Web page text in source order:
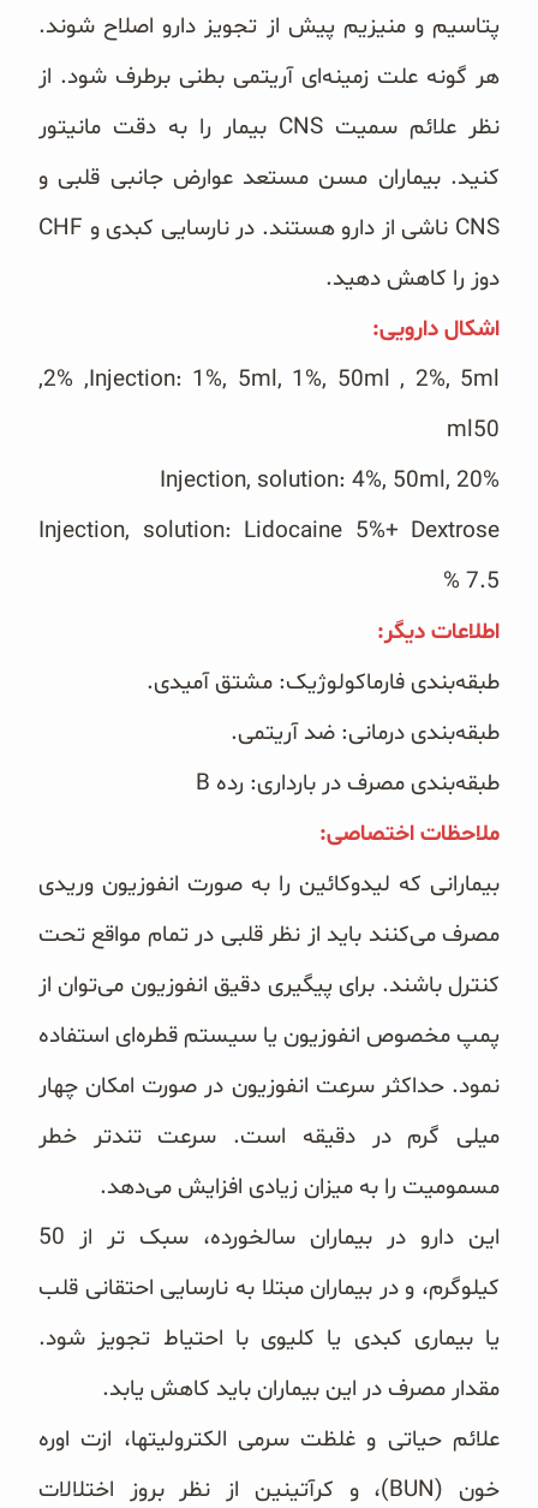
پتاسیم و منیزیم پیش از تجویز دارو اصلاح شوند.
هر گونه علت زمینه‌ای آریتمی بطنی برطرف شود. ‏از
نظر علائم سمیت ‏CNS‏ بیمار را به دقت مانیتور
کنید. بیماران مسن مستعد عوارض جانبی قلبی و
دوز را کاهش دهید. ‏
اشکال دارویی: ‏
Injection: 1%, 5ml, 1%, 50ml , 2%, 5ml‏, 2%,
50‏ml‏
Injection, solution: 4%, 50ml, 20%‎‏
Injection, solution: Lidocaine 5%+ Dextrose
7.5‎‏ % ‏
اطلاعات دیگر: ‏
طبقه‌بندی فارماکولوژیک: مشتق آمیدی.
طبقه‌بندی درمانی: ضد آریتمی.
طبقه‌بندی مصرف در بارداری: رده ‏B‏
ملاحظات اختصاصی:‏
بیمارانی که لیدوکائین را به صورت انفوزیون وریدی
مصرف می‌کنند باید از نظر قلبی در تمام مواقع تحت
کنترل باشند. ‏برای پیگیری دقیق انفوزیون می‌توان از
پمپ مخصوص انفوزیون یا سیستم قطره‌ای استفاده
نمود. حداکثر سرعت انفوزیون ‏در صورت امکان چهار
میلی گرم در دقیقه است. سرعت تندتر خطر
مسمومیت را به میزان زیادی افزایش می‌دهد.
این دارو در بیماران سالخورده، سبک تر از 50
کیلوگرم، و در بیماران مبتلا به نارسایی احتقانی قلب
یا بیماری کبدی یا ‏کلیوی با احتیاط تجویز شود.
مقدار مصرف در این بیماران باید کاهش یابد.
علائم حیاتی و غلظت سرمی الکترولیتها، ازت اوره
خون (‏BUN‏)، و کرآتینین از نظر بروز اختلالات